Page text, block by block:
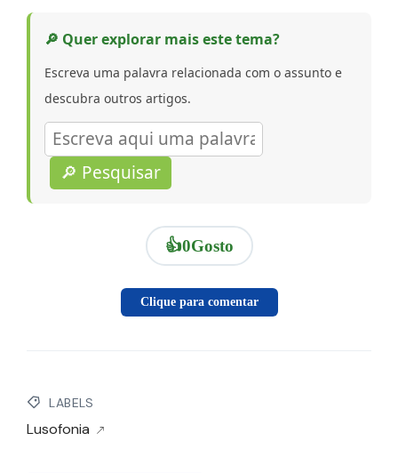
🔎 Quer explorar mais este tema?
Escreva uma palavra relacionada com o assunto e
descubra outros artigos.
🔎 Pesquisar
👍0Gosto
Clique para comentar
LABELS
Lusofonia